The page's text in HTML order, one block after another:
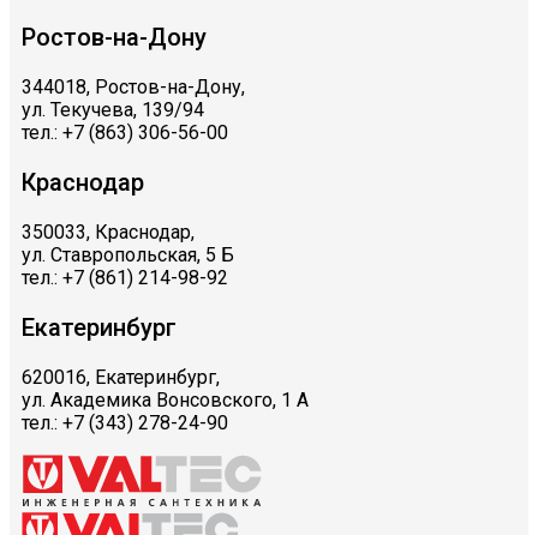
Ростов-на-Дону
344018, Ростов-на-Дону,
ул. Текучева, 139/94
тел.: +7 (863) 306-56-00
Краснодар
350033, Краснодар,
ул. Ставропольская, 5 Б
тел.: +7 (861) 214-98-92
Екатеринбург
620016, Екатеринбург,
ул. Академика Вонсовского, 1 А
тел.: +7 (343) 278-24-90